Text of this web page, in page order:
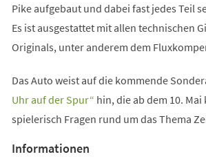
Pike aufgebaut und dabei fast jedes Teil
Es ist ausgestattet mit allen technischen
Originals, unter anderem dem
Das Auto weist auf die kommende
Uhr auf der Spur“
(Öffnet
neuen
hin, die ab dem 10.
spielerisch Fragen rund um das Thema
Informationen